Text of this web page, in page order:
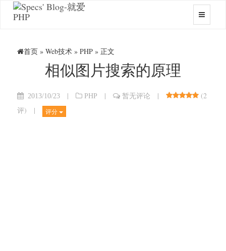
首页 » Web技术 » PHP » 正文
相似图片搜索的原理
2013/10/23 | PHP | 暂无评论 | (2
评) | 评分